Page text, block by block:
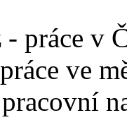
- práce v
ve